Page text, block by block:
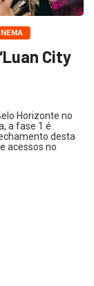
City
Horizonte no
a fase 1 é
desta
acessos no